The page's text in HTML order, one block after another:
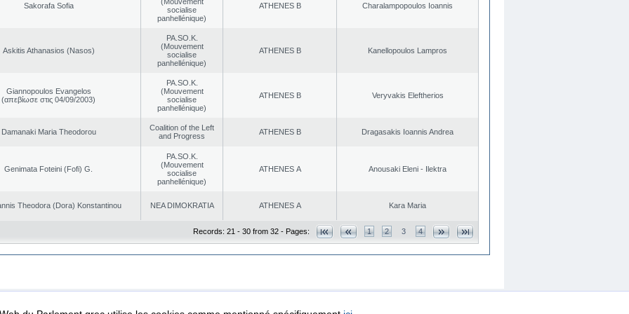
Sakorafa Sofia
socialise
panhellénique)
ATHENES Β Charalampopoulos Ioannis
Askitis Athanasios (Nasos)
PA.SO.K.
(Mouvement
socialise
panhellénique)
ATHENES Β Kanellopoulos Lampros
Giannopoulos Evangelos
(απεβίωσε στις 04/09/2003)
PA.SO.K.
(Mouvement
socialise
panhellénique)
ATHENES Β Veryvakis Eleftherios
Damanaki Maria Theodorou
Coalition of the Left
and Progress
ATHENES Β Dragasakis Ioannis Andrea
Genimata Foteini (Fofi) G.
PA.SO.K.
(Mouvement
socialise
panhellénique)
ATHENES Α Anousaki Eleni - Ilektra
Theodora (Dora) Konstantinou NEA DΙMOKRATIA ATHENES Α Kara Maria
Records: 21 - 30 from 32 - Pages: 1 2 3 4
Protection Security & Access